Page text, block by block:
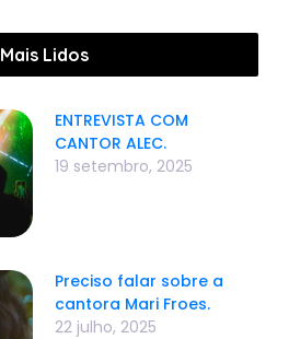
Mais Lidos
ENTREVISTA COM
CANTOR ALEC.
19 setembro, 2025
Preciso falar sobre a
cantora Mari Froes.
22 julho, 2025